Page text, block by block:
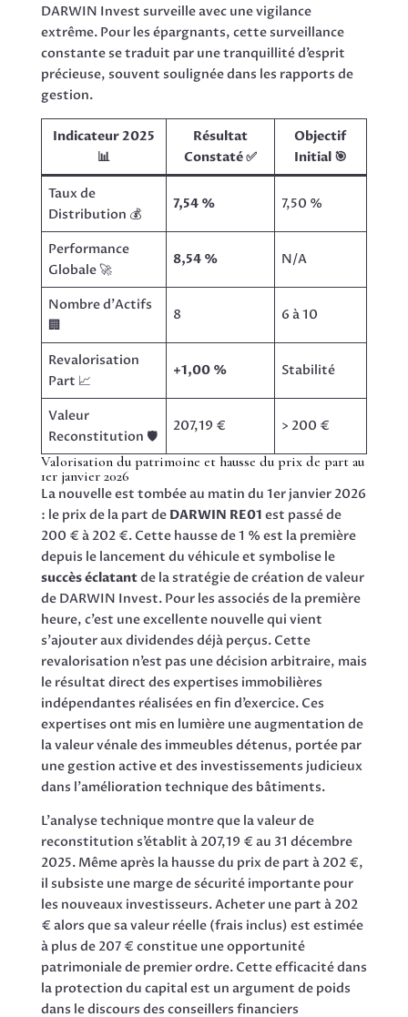
DARWIN Invest surveille avec une vigilance
extrême. Pour les épargnants, cette surveillance
constante se traduit par une tranquillité d’esprit
précieuse, souvent soulignée dans les rapports de
gestion.
Indicateur 2025
📊
Résultat
Constaté ✅
Objectif
Initial 🎯
Taux de
Distribution 💰
7,54 % 7,50 %
Performance
Globale 🚀
8,54 % N/A
Nombre d’Actifs
🏢
8 6 à 10
Revalorisation
Part 📈
+1,00 % Stabilité
Valeur
Reconstitution 🛡️
207,19 € > 200 €
Valorisation du patrimoine et hausse du prix de part au
1er janvier 2026
La nouvelle est tombée au matin du 1er janvier 2026
: le prix de la part de DARWIN RE01 est passé de
200 € à 202 €. Cette hausse de 1 % est la première
depuis le lancement du véhicule et symbolise le
succès éclatantde la stratégie de création de valeur
de DARWIN Invest. Pour les associés de la première
heure, c’est une excellente nouvelle qui vient
s’ajouter aux dividendes déjà perçus. Cette
revalorisation n’est pas une décision arbitraire, mais
le résultat direct des expertises immobilières
indépendantes réalisées en fin d’exercice. Ces
expertises ont mis en lumière une augmentation de
la valeur vénale des immeubles détenus, portée par
une gestion active et des investissements judicieux
dans l’amélioration technique des bâtiments.
L’analyse technique montre que la valeur de
reconstitution s’établit à 207,19 € au 31 décembre
2025. Même après la hausse du prix de part à 202 €,
il subsiste une marge de sécurité importante pour
les nouveaux investisseurs. Acheter une part à 202
€ alors que sa valeur réelle (frais inclus) est estimée
à plus de 207 € constitue une opportunité
patrimoniale de premier ordre. Cette efficacité dans
la protection du capital est un argument de poids
dans le discours des conseillers financiers